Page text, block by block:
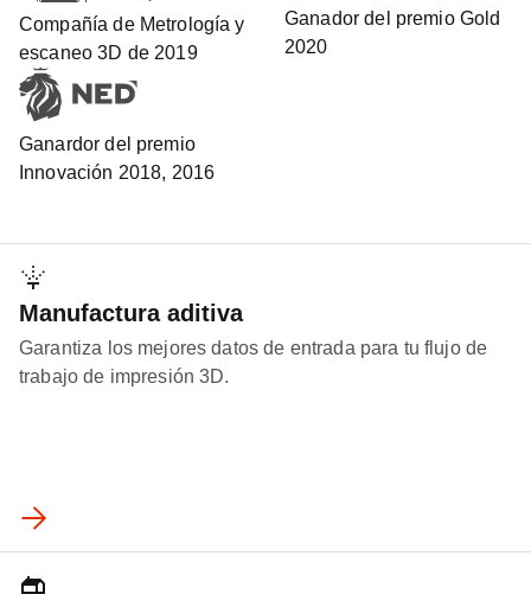
Compañía de Metrología y
escaneo 3D de 2019
Ganador del premio Gold
2020
Ganardor del premio
Innovación 2018, 2016
Manufactura aditiva
Garantiza los mejores datos de entrada para tu flujo de
trabajo de impresión 3D.